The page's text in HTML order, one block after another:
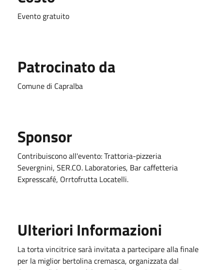
Evento gratuito
Patrocinato da
Comune di Capralba
Sponsor
Contribuiscono all'evento: Trattoria-pizzeria
Severgnini, SER.CO. Laboratories, Bar caffetteria
Expresscafé, Orrtofrutta Locatelli.
Ulteriori Informazioni
La torta vincitrice sarà invitata a partecipare alla finale
per la miglior bertolina cremasca, organizzata dal